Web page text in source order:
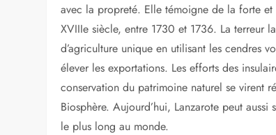
avec la propreté. Elle témoigne de la forte
XVIIIe siècle, entre 1730 et 1736. La terreur
d’agriculture unique en utilisant les cendres
élever les exportations. Les efforts des
conservation du patrimoine naturel se virent
Biosphère. Aujourd’hui, Lanzarote peut
le plus long au monde.